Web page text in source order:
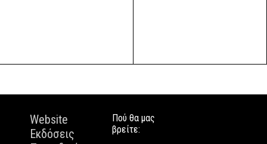
Website
Εκδόσεις
Πού θα μας
βρείτε: